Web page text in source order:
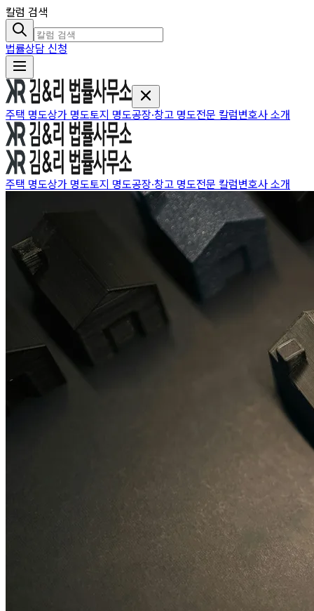
칼럼 검색
법률상담 신청
주택 명도상가 명도토지 명도공장·창고 명도전문 칼럼변호사 소개
주택 명도상가 명도토지 명도공장·창고 명도전문 칼럼변호사 소개